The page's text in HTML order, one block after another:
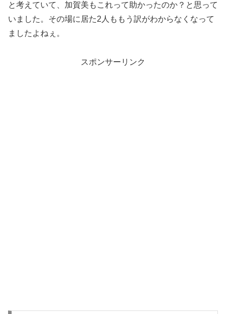
と考えていて、加賀美もこれって助かったのか？と思って
いました。その場に居た2人ももう訳がわからなくなって
ましたよねぇ。
スポンサーリンク